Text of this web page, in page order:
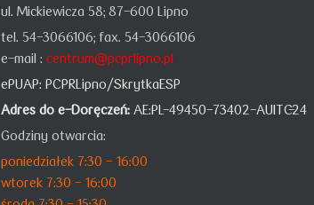
ul. Mickiewicza 58; 87-600 Lipno
tel. 54-3066106; fax. 54-3066106
e-mail : centrum@pcprlipno.pl
ePUAP: PCPRLipno/SkrytkaESP
Adres do e-Doręczeń: AE:PL-49450-73402-AUITC-24
Godziny otwarcia:
poniedziałek 7:30 - 16:00
wtorek 7:30 - 16:00